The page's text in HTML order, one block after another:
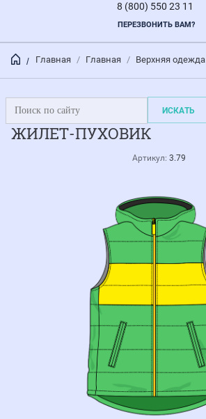
8 (800) 550 23 11
ПЕРЕЗВОНИТЬ ВАМ?
/ Главная / Главная / Верхняя одежда
ЖИЛЕТ-ПУХОВИК
Артикул: 3.79